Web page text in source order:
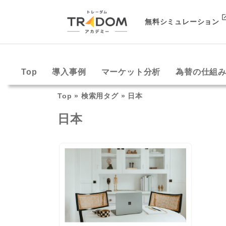
無料シミュレーション
Top 導入事例 マーケット分析 為替の仕組
Top » 検索用タグ» 日本
日本